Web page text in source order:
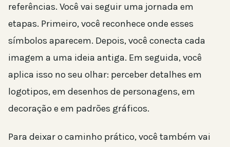
referências. Você vai seguir uma jornada em
etapas. Primeiro, você reconhece onde esses
símbolos aparecem. Depois, você conecta cada
imagem a uma ideia antiga. Em seguida, você
aplica isso no seu olhar: perceber detalhes em
logotipos, em desenhos de personagens, em
decoração e em padrões gráficos.
Para deixar o caminho prático, você também vai